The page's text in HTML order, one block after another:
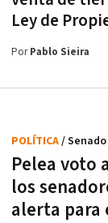
Ley de
PorPablo Sieira
Pelea voto
los
alerta para
POLÍTICA/ Senado